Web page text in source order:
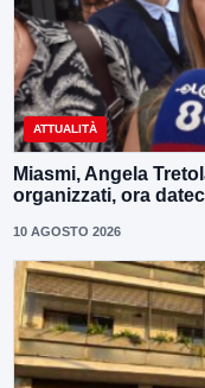
ATTUALITÀ
Miasmi, Angela
organizzati, ora
10 AGOSTO 2026